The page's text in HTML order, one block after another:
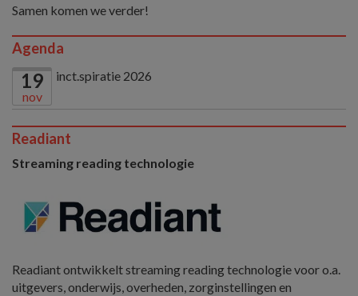
Samen komen we verder!
Agenda
19
nov
inct.spiratie 2026
Readiant
Streaming reading technologie
Readiant ontwikkelt streaming reading technologie voor o.a.
uitgevers, onderwijs, overheden, zorginstellingen en